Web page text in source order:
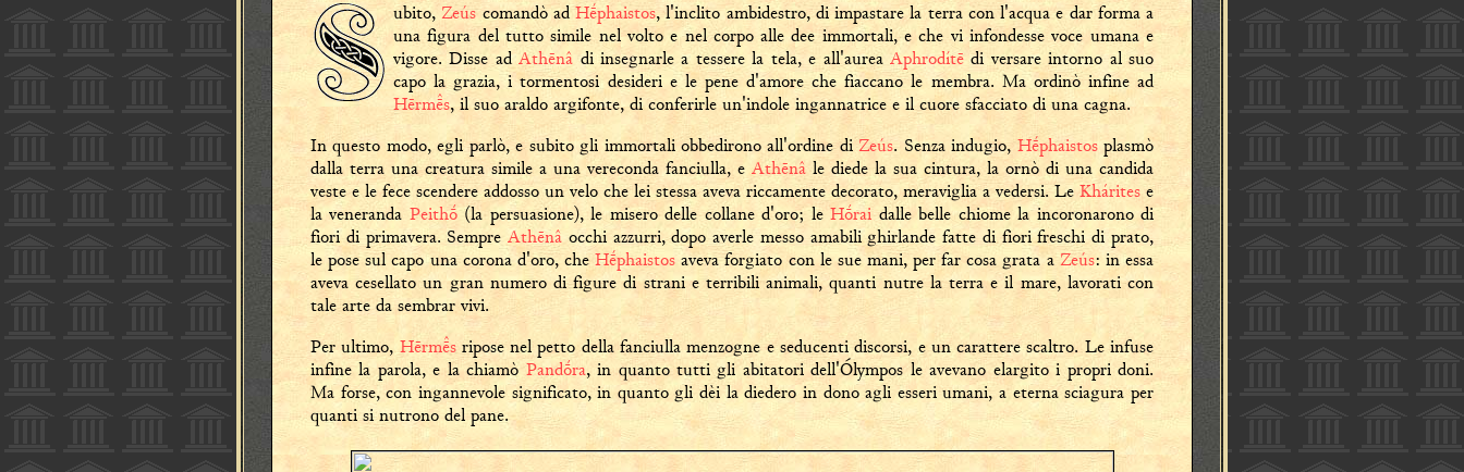
ubito,Zeús comandò adHḗphaistos, l'inclito ambidestro, di impastare la terra con l'acqua e dar forma a
una figura del tutto simile nel volto e nel corpo alle dee immortali, e che vi infondesse voce umana e
vigore. Disse adAthēnâ di insegnarle a tessere la tela, e all'aurea Aphrodítēdi versare intorno al suo
capo la grazia, i tormentosi desideri e le pene d'amore che fiaccano le membra. Ma ordinò infine ad
Hērms, il suo araldo argifonte, di conferirle un'indole ingannatrice e il cuore sfacciato di una cagna.
In questo modo, egli parlò, e subito gli immortali obbedirono all'ordine diZeús. Senza indugio, Hḗphaistos plasmò
dalla terra una creatura simile a una vereconda fanciulla, e Athēnâ le diede la sua cintura, la ornò di una candida
veste e le fece scendere addosso un velo che lei stessa aveva riccamente decorato, meraviglia a vedersi. LeKháritese
la veneranda Peithṓ(la persuasione), le misero delle collane d'oro; leHṓraidalle belle chiome la incoronarono di
fiori di primavera. SempreAthēnâ occhi azzurri, dopo averle messo amabili ghirlande fatte di fiori freschi di prato,
le pose sul capo una corona d'oro, cheHḗphaistosaveva forgiato con le sue mani, per far cosa grata a Zeús: in essa
aveva cesellato un gran numero di figure di strani e terribili animali, quanti nutre la terra e il mare, lavorati con
tale arte da sembrar vivi.
Per ultimo, Hērms ripose nel petto della fanciulla menzogne e seducenti discorsi, e un carattere scaltro. Le infuse
infine la parola, e la chiamòPandṓra, in quanto tutti gli abitatori dell'Ólympos le avevano elargito i propri doni.
Ma forse, con ingannevole significato, in quanto gli dèi la diedero in dono agli esseri umani, a eterna sciagura per
quanti si nutrono del pane.